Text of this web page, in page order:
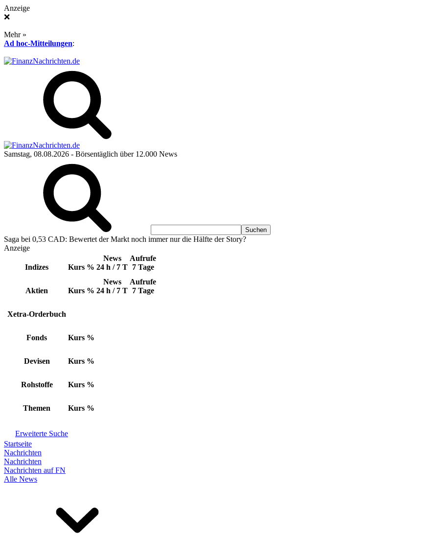
Anzeige
❌
Mehr »
Ad hoc-Mitteilungen:
Samstag, 08.08.2026 - Börsentäglich über 12.000 News
Saga bei 0,53 CAD: Bewertet der Markt noch immer nur die Hälfte der Story?
Anzeige
Indizes Kurs %
News
24 h / 7 T
Aufrufe
7 Tage
Aktien Kurs %
News
24 h / 7 T
Aufrufe
7 Tage
Xetra-Orderbuch
Fonds Kurs %
Devisen Kurs %
Rohstoffe Kurs %
Themen Kurs %
Erweiterte Suche
Startseite
Nachrichten
Nachrichten
Nachrichten auf FN
Alle News